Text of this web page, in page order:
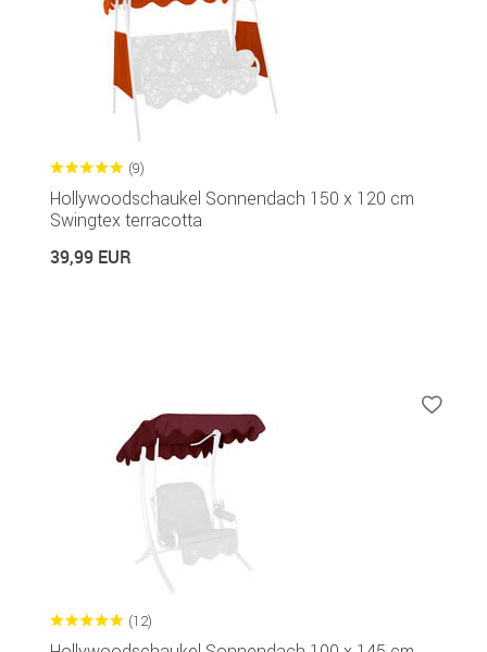
(9)
Hollywoodschaukel Sonnendach 150 x 120 cm
Swingtex terracotta
39,99 EUR
(12)